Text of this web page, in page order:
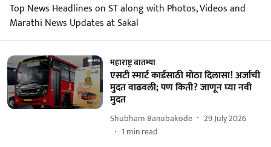
Top News Headlines on ST along with Photos, Videos and
Marathi News Updates at Sakal
महाराष्ट्र बातम्या
एसटी स्मार्ट कार्डसाठी मोठा दिलासा! अर्जाची
मुदत वाढवली; पण किती? जाणून घ्या नवी
मुदत
Shubham Banubakode
29 July 2026
1 min read